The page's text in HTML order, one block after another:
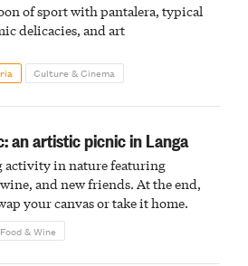
of sport with pantalera, typical
delicacies, and art
Culture & Cinema
an artistic picnic in Langa
activity in nature featuring
and new friends. At the end,
your canvas or take it home.
Food & Wine